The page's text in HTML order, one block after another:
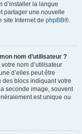
d’installer la langue
partager une nouvelle
site Internet de phpBB®.
nom d’utilisateur ?
nom d’utilisateur
d’elles peut être
blocs indiquant votre
seconde image, souvent
est unique ou